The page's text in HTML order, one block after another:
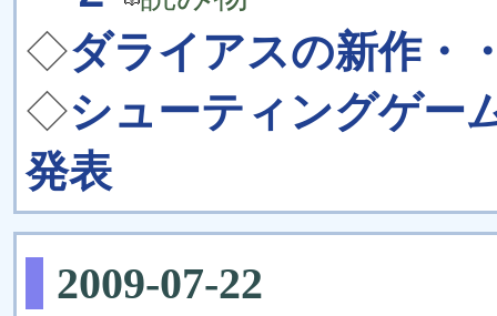
◇ダライアスの新作・
◇シューティングゲ
発表
2009-07-22